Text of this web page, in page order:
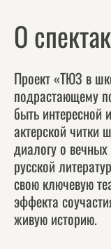
О
Проект «ТЮЗ в
подрастающему
быть интересной
актерской читки
диалогу о
русской
свою ключевую
эффекта
живую историю.